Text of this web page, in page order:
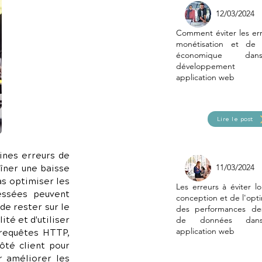
erreurs de
une baisse
optimiser les
peuvent
rester sur le
et d'utiliser
HTTP,
client pour
améliorer les
12/03/2024
Comment éviter les
monétisation et de
économique
développement
application web
Lire le post
11/03/2024
Les erreurs à éviter
conception et de
des performances
de données
application web